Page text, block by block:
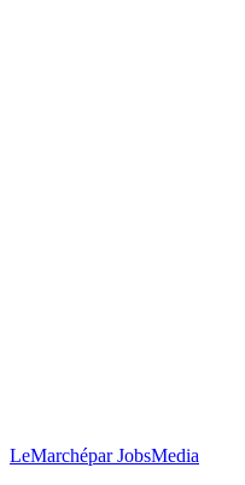
LeMarchépar JobsMedia